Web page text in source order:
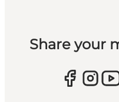
Share your